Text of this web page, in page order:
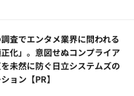
査でエンタメ業界に問われる
正化」。意図せぬコンプライア
未然に防ぐ日立システムズの
ョン​【PR】